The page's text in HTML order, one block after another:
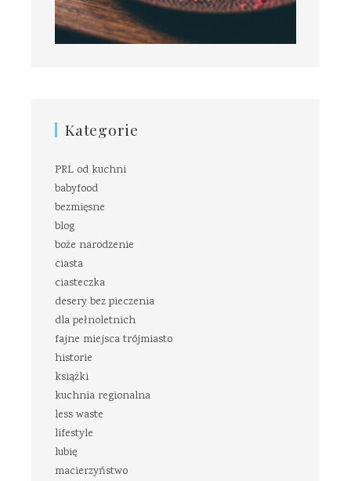
Kategorie
PRL od kuchni
babyfood
bezmięsne
blog
boże narodzenie
ciasta
ciasteczka
desery bez pieczenia
dla pełnoletnich
fajne miejsca trójmiasto
historie
książki
kuchnia regionalna
less waste
lifestyle
lubię
macierzyństwo